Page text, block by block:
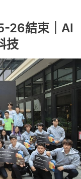
26結束｜AI
技